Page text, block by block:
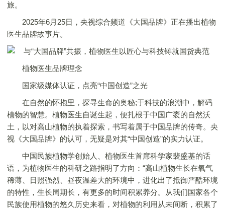
旅。
2025年6月25日，央视综合频道《大国品牌》正在播出植物
医生品牌故事片。
植物医生品牌理念
国家级媒体认证，点亮“中国创造”之光
在自然的怀抱里，探寻生命的奥秘;于科技的浪潮中，解码
植物的智慧。植物医生自诞生起，便扎根于中国广袤的自然沃
土，以对高山植物的执着探索，书写着属于中国品牌的传奇。央
视《大国品牌》的认可，无疑是对其“中国创造”的实力认证。
中国民族植物学创始人、植物医生首席科学家裴盛基的话
语，为植物医生的科研之路指明了方向：“高山植物生长在氧气
稀薄、日照强烈、昼夜温差大的环境中，进化出了抵御严酷环境
的特性，生长周期长，有更多的时间积累养分。从我们国家各个
民族使用植物的悠久历史来看，对植物的利用从未间断，积累了